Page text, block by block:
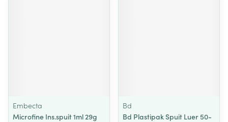
Embecta
Microfine Ins.spuit 1ml 29g
Bd
Bd Plastipak Spuit Luer 50-